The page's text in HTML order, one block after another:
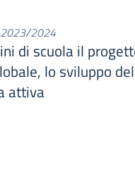
2023/2024
di scuola il
lo sviluppo
attiva